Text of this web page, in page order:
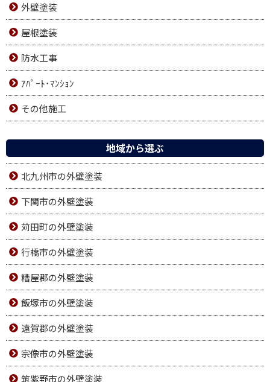
外壁塗装
屋根塗装
防水工事
ｱﾊﾟｰﾄ･ﾏﾝｼｮﾝ
その他施工
地域から選ぶ
北九州市の外壁塗装
下関市の外壁塗装
苅田町の外壁塗装
行橋市の外壁塗装
糟屋郡の外壁塗装
飯塚市の外壁塗装
遠賀郡の外壁塗装
宗像市の外壁塗装
筑紫野市の外壁塗装